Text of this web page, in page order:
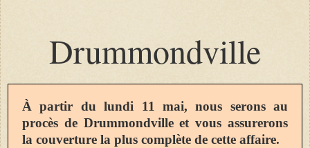
Drummondville
À partir du lundi 11 mai, nous serons au
procès de Drummondville et vous assurerons
la couverture la plus complète de cette affaire.